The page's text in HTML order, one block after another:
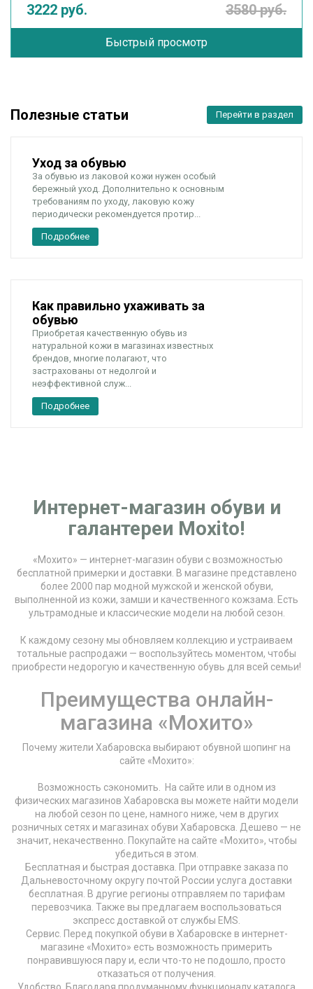
3222 руб. 3580 руб.
Быстрый просмотр
Полезные статьи Перейти в раздел
Уход за обувью
За обувью из лаковой кожи нужен особый
бережный уход. Дополнительно к основным
требованиям по уходу, лаковую кожу
периодически рекомендуется протир...
Подробнее
Как правильно ухаживать за
обувью
Приобретая качественную обувь из
натуральной кожи в магазинах известных
брендов, многие полагают, что
застрахованы от недолгой и
неэффективной служ...
Подробнее
Интернет-магазин обуви и
галантереи Moxito!
«Мохито» — интернет-магазин обуви с возможностью
бесплатной примерки и доставки. В магазине представлено
более 2000 пар модной мужской и женской обуви,
выполненной из кожи, замши и качественного кожзама. Есть
ультрамодные и классические модели на любой сезон.
К каждому сезону мы обновляем коллекцию и устраиваем
тотальные распродажи — воспользуйтесь моментом, чтобы
приобрести недорогую и качественную обувь для всей семьи!
Преимущества онлайн-
магазина «Мохито»
Почему жители Хабаровска выбирают обувной шопинг на
сайте «Мохито»:
Возможность сэкономить. На сайте или в одном из
физических магазинов Хабаровска вы можете найти модели
на любой сезон по цене, намного ниже, чем в других
розничных сетях и магазинах обуви Хабаровска. Дешево — не
значит, некачественно. Покупайте на сайте «Мохито», чтобы
убедиться в этом.
Бесплатная и быстрая доставка. При отправке заказа по
Дальневосточному округу почтой России услуга доставки
бесплатная. В другие регионы отправляем по тарифам
перевозчика. Также вы предлагаем воспользоваться
экспресс доставкой от службы EMS.
Сервис. Перед покупкой обуви в Хабаровске в интернет-
магазине «Мохито» есть возможность примерить
понравившуюся пару и, если что-то не подошло, просто
отказаться от получения.